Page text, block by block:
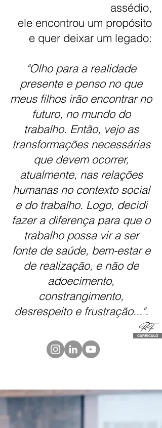
assédio,
ele encontrou um propósito
e quer deixar um legado:
"Olho para a realidade
presente e penso no que
meus filhos irão encontrar no
futuro, no mundo do
trabalho. Então, vejo as
transformações necessárias
que devem ocorrer,
atualmente, nas relações
humanas no contexto social
e do trabalho. Logo, decidi
fazer a diferença para que o
trabalho possa vir a ser
fonte de saúde, bem-estar e
de realização, e não de
adoecimento,
constrangimento,
desrespeito e frustração...".
RF
CURRÍCULO